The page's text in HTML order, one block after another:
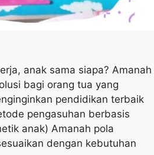
anak sama siapa? Amanah
bagi orang tua yang
pendidikan terbaik
pengasuhan berbasis
anak) Amanah pola
dengan kebutuhan